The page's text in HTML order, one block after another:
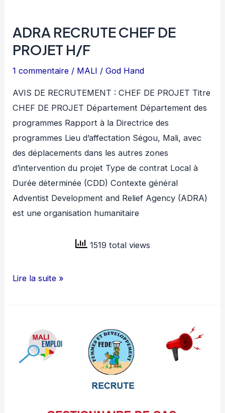
ADRA RECRUTE CHEF DE
PROJET H/F
1 commentaire / MALI /God Hand
AVIS DE RECRUTEMENT : CHEF DE PROJET Titre
CHEF DE PROJET Département Département des
programmes Rapport à la Directrice des
programmes Lieu d’affectation Ségou, Mali, avec
des déplacements dans les autres zones
d’intervention du projet Type de contrat Local à
Durée déterminée (CDD) Contexte général
Adventist Development and Relief Agency (ADRA)
est une organisation humanitaire
1519 total views
ADRA
PROJET
H/F
Lire la suite »